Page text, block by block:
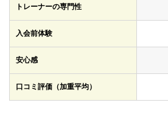
ウト
小倉
店の
向と
満足
度
2
トレーナーの専門性
入会前体験
安心感
口コミ評価（加重平均）